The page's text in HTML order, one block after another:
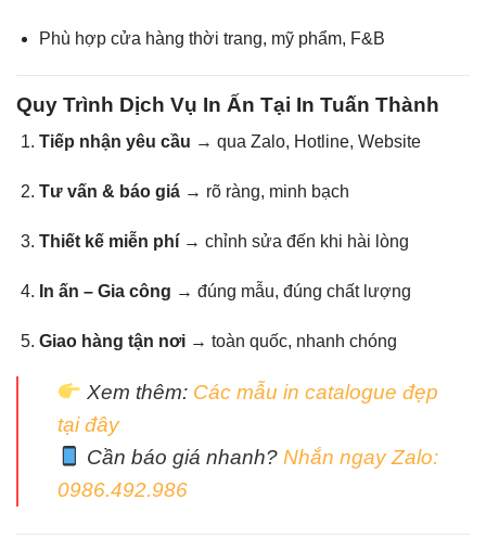
Phù hợp cửa hàng thời trang, mỹ phẩm, F&B
Quy Trình Dịch Vụ In Ấn Tại In Tuấn Thành
Tiếp nhận yêu cầu → qua Zalo, Hotline, Website
Tư vấn & báo giá→ rõ ràng, minh bạch
Thiết kế miễn phí→ chỉnh sửa đến khi hài lòng
In ấn – Gia công → đúng mẫu, đúng chất lượng
Giao hàng tận nơi→ toàn quốc, nhanh chóng
Xem thêm: Các mẫu in catalogue đẹp
tại đây
Cần báo giá nhanh? Nhắn ngay Zalo:
0986.492.986